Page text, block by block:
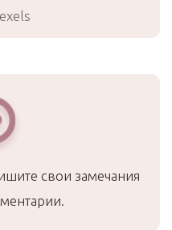
свои замечания